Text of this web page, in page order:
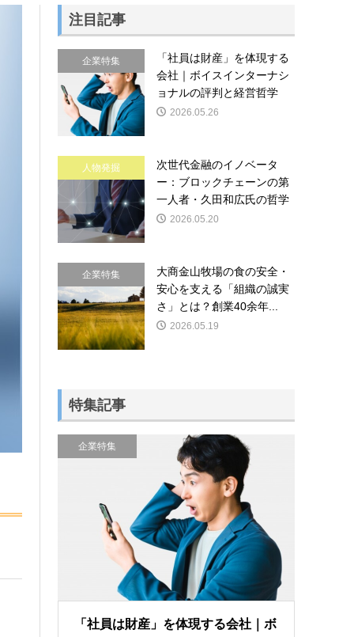
注目記事
企業特集
「社員は財産」を体現する
会社｜ボイスインターナシ
ョナルの評判と経営哲学
2026.05.26
人物発掘
次世代金融のイノベータ
ー：ブロックチェーンの第
一人者・久田和広氏の哲学
2026.05.20
企業特集
大商金山牧場の食の安全・
安心を支える「組織の誠実
さ」とは？創業40余年...
2026.05.19
特集記事
企業特集
「社員は財産」を体現する会社｜ボ